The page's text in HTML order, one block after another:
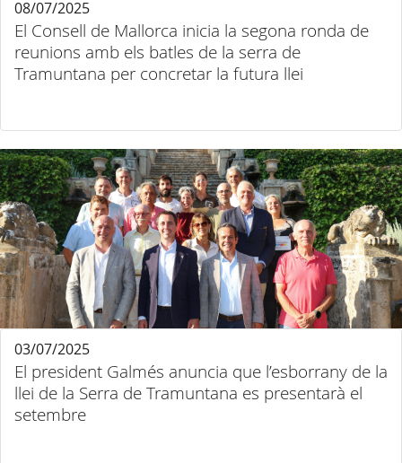
El Consell de Mallorca inicia la segona ronda de
reunions amb els batles de la serra de
Tramuntana per concretar la futura llei
08/07/2025
El president Galmés anuncia que l’esborrany de la
llei de la Serra de Tramuntana es presentarà el
setembre
03/07/2025